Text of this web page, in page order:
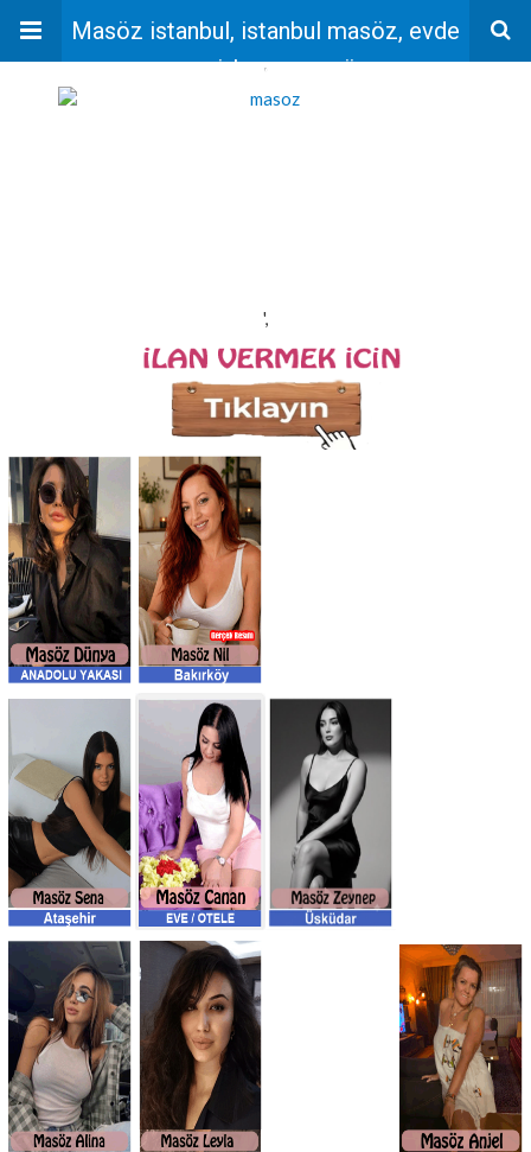
Masöz istanbul, istanbul masöz, evde
masaj, bayan masöz
'
',